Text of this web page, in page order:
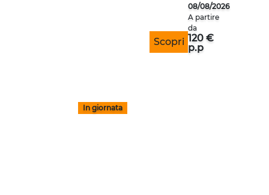
Scopri
08/08/2026
A partire
da
120 €
p.p
In giornata